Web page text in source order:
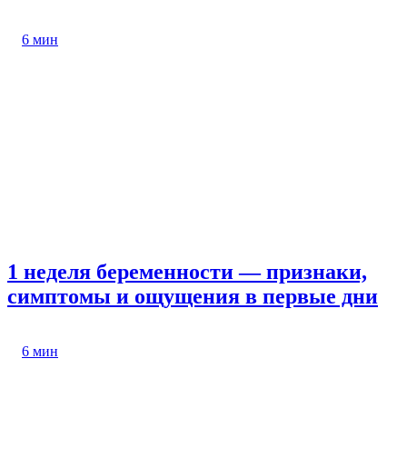
6 мин
1 неделя беременности — признаки,
симптомы и ощущения в первые дни
6 мин